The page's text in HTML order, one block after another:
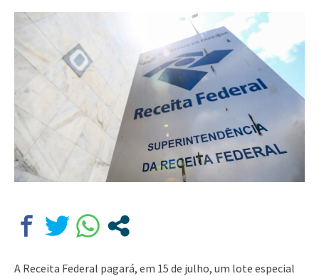
A Receita Federal pagará, em 15 de julho, um lote especial